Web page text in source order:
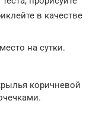
в качестве
на сутки.
коричневой